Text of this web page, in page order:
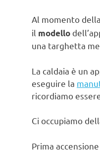
Al momento
il modello
una targhetta
La caldaia è un
eseguire la
ricordiamo
Ci occupiamo
Prima